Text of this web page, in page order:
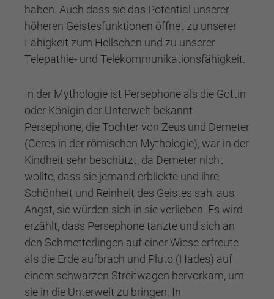
haben. Auch dass sie das Potential unserer
höheren Geistesfunktionen öffnet zu unserer
Fähigkeit zum Hellsehen und zu unserer
Telepathie- und Telekommunikationsfähigkeit.
In der Mythologie ist Persephone als die Göttin
oder Königin der Unterwelt bekannt.
Persephone, die Tochter von Zeus und Demeter
(Ceres in der römischen Mythologie), war in der
Kindheit sehr beschützt, da Demeter nicht
wollte, dass sie jemand erblickte und ihre
Schönheit und Reinheit des Geistes sah, aus
Angst, sie würden sich in sie verlieben. Es wird
erzählt, dass Persephone tanzte und sich an
den Schmetterlingen auf einer Wiese erfreute
als die Erde aufbrach und Pluto (Hades) auf
einem schwarzen Streitwagen hervorkam, um
sie in die Unterwelt zu bringen. In